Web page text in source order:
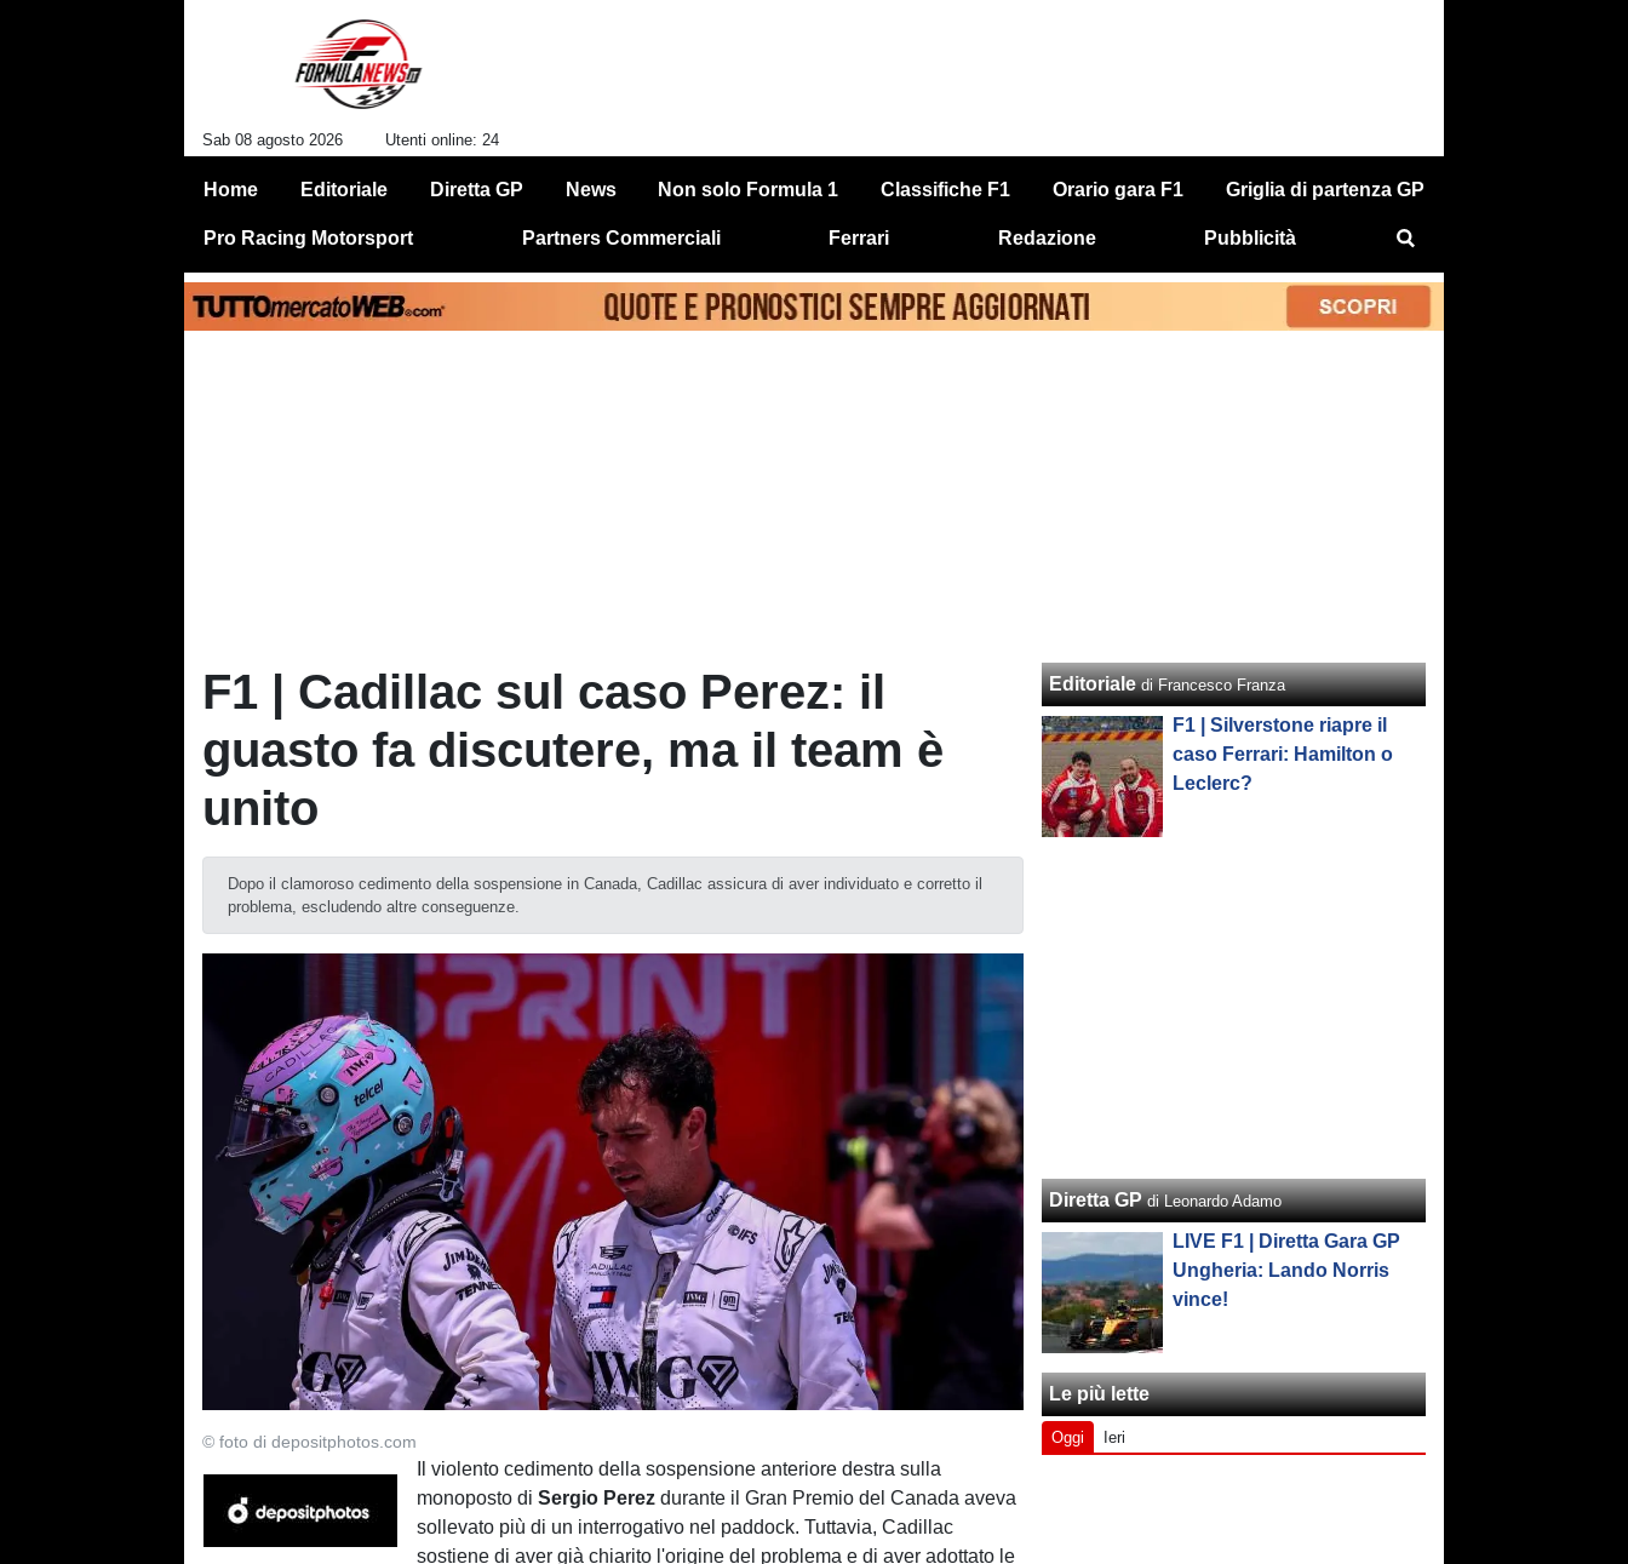
Sab 08 agosto 2026 Utenti online: 24
Home Editoriale Diretta GP News Non solo Formula 1 Classifiche F1 Orario gara F1 Griglia di partenza GP
Pro Racing Motorsport Partners Commerciali Ferrari Redazione Pubblicità
F1 | Cadillac sul caso Perez: il
guasto fa discutere, ma il team è
unito
Dopo il clamoroso cedimento della sospensione in Canada, Cadillac assicura di aver individuato e corretto il
problema, escludendo altre conseguenze.
© foto di depositphotos.com
Il violento cedimento della sospensione anteriore destra sulla
monoposto diSergio Perezdurante il Gran Premio del Canada aveva
sollevato più di un interrogativo nel paddock. Tuttavia, Cadillac
sostiene di aver già chiarito l'origine del problema e di aver adottato le
Editoriale di Francesco Franza
F1 | Silverstone riapre il
caso Ferrari: Hamilton o
Leclerc?
Diretta GP di Leonardo Adamo
LIVE F1 | Diretta Gara GP
Ungheria: Lando Norris
vince!
Le più lette
Oggi Ieri